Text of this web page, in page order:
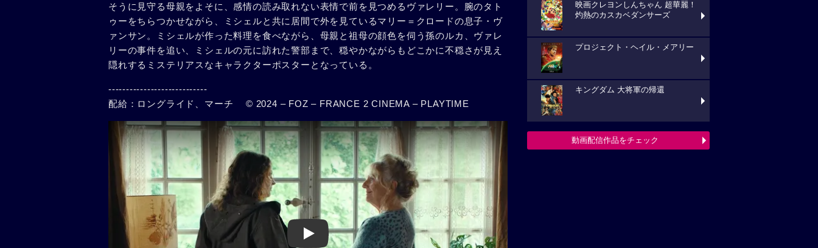
そうに見守る母親をよそに、感情の読み取れない表情で前を見つめるヴァレリー。腕のタト
ゥーをちらつかせながら、ミシェルと共に居間で外を見ているマリー＝クロードの息子・ヴ
ァンサン。ミシェルが作った料理を食べながら、母親と祖母の顔色を伺う孫のルカ、ヴァレ
リーの事件を追い、ミシェルの元に訪れた警部まで、穏やかながらもどこかに不穏さが見え
隠れするミステリアスなキャラクターポスターとなっている。
----------------------------
配給：ロングライド、マーチ © 2024 – FOZ – FRANCE 2 CINEMA – PLAYTIME
Play
映画クレヨンしんちゃん 超華麗！
灼熱のカスカベダンサーズ
プロジェクト・ヘイル・メアリー
キングダム 大将軍の帰還
動画配信作品をチェック